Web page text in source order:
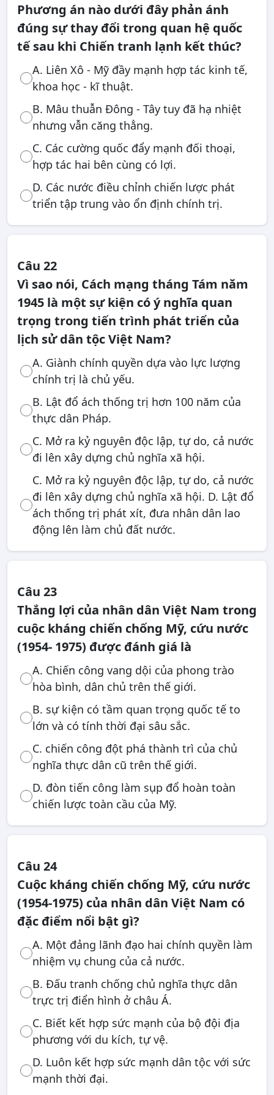
Phương án nào dưới đây phản ánh
đúng sự thay đổi trong quan hệ quốc
tế sau khi Chiến tranh lạnh kết thúc?
A. Liên Xô - Mỹ đầy mạnh hợp tác kinh tế,
khoa học - kĩ thuật.
B. Mâu thuẫn Đông - Tây tuy đã hạ nhiệt
nhưng vẫn căng thẳng.
C. Các cường quốc đẩy mạnh đối thoại,
hợp tác hai bên cùng có lợi.
D. Các nước điều chỉnh chiến lược phát
triển tập trung vào ổn định chính trị.
Câu 22
Vì sao nói, Cách mạng tháng Tám năm
1945 là một sự kiện có ý nghĩa quan
trọng trong tiến trình phát triển của
lịch sử dân tộc Việt Nam?
A. Giành chính quyền dựa vào lực lượng
chính trị là chủ yếu.
B. Lật đổ ách thống trị hơn 100 năm của
thực dân Pháp.
C. Mở ra kỷ nguyên độc lập, tự do, cả nước
đi lên xây dựng chủ nghĩa xã hội.
C. Mở ra kỷ nguyên độc lập, tự do, cả nước
đi lên xây dựng chủ nghĩa xã hội. D. Lật đổ
ách thống trị phát xít, đưa nhân dân lao
động lên làm chủ đất nước.
Câu 23
Thắng lợi của nhân dân Việt Nam trong
cuộc kháng chiến chống Mỹ, cứu nước
(1954- 1975) được đánh giá là
A. Chiến công vang dội của phong trào
hòa bình, dân chủ trên thế giới.
B. sự kiện có tầm quan trọng quốc tế to
lớn và có tính thời đại sâu sắc.
C. chiến công đột phá thành trì của chủ
nghĩa thực dân cũ trên thế giới.
D. đòn tiến công làm sụp đổ hoàn toàn
chiến lược toàn cầu của Mỹ.
Câu 24
Cuộc kháng chiến chống Mỹ, cứu nước
(1954-1975) của nhân dân Việt Nam có
đặc điểm nổi bật gì?
A. Một đảng lãnh đạo hai chính quyền làm
nhiệm vụ chung của cả nước.
B. Đấu tranh chống chủ nghĩa thực dân
trực trị điển hình ở châu Á.
C. Biết kết hợp sức mạnh của bộ đội địa
phương với du kích, tự vệ.
D. Luôn kết hợp sức mạnh dân tộc với sức
mạnh thời đại.